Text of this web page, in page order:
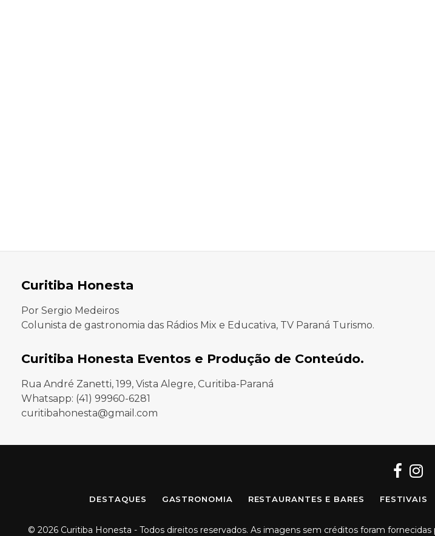
Curitiba Honesta
Por Sergio Medeiros
Colunista de gastronomia das Rádios Mix e Educativa, TV Paraná Turismo.
Curitiba Honesta Eventos e Produção de Conteúdo.
Rua André Zanetti, 199, Vista Alegre, Curitiba-Paraná
Whatsapp: (41) 99960-6281
curitibahonesta@gmail.com
DESTAQUES GASTRONOMIA RESTAURANTES E BARES FESTIVAIS
© 2026 Curitiba Honesta - Todos direitos reservados. As imagens sem créditos foram